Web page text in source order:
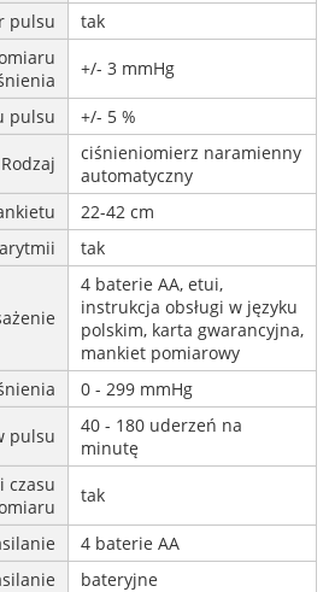
pulsu
tak
+/- 3 mmHg
pulsu +/- 5 %
Rodzaj
ciśnieniomierz naramienny
automatyczny
22-42 cm
tak
4 baterie AA, etui,
instrukcja obsługi w języku
polskim, karta gwarancyjna,
mankiet pomiarowy
0 - 299 mmHg
pulsu
40 - 180 uderzeń na
minutę
czasu
tak
4 baterie AA
bateryjne